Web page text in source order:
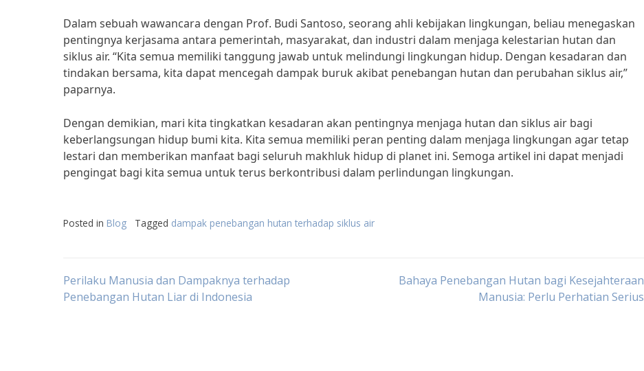
Dalam sebuah wawancara dengan Prof. Budi Santoso, seorang ahli kebijakan lingkungan, beliau menegaskan
pentingnya kerjasama antara pemerintah, masyarakat, dan industri dalam menjaga kelestarian hutan dan
siklus air. “Kita semua memiliki tanggung jawab untuk melindungi lingkungan hidup. Dengan kesadaran dan
tindakan bersama, kita dapat mencegah dampak buruk akibat penebangan hutan dan perubahan siklus air,”
paparnya.
Dengan demikian, mari kita tingkatkan kesadaran akan pentingnya menjaga hutan dan siklus air bagi
keberlangsungan hidup bumi kita. Kita semua memiliki peran penting dalam menjaga lingkungan agar tetap
lestari dan memberikan manfaat bagi seluruh makhluk hidup di planet ini. Semoga artikel ini dapat menjadi
pengingat bagi kita semua untuk terus berkontribusi dalam perlindungan lingkungan.
Posted in Blog Tagged dampak penebangan hutan terhadap siklus air
Post
Perilaku Manusia dan Dampaknya terhadap
Penebangan Hutan Liar di Indonesia
Bahaya Penebangan Hutan bagi Kesejahteraan
Manusia: Perlu Perhatian Serius